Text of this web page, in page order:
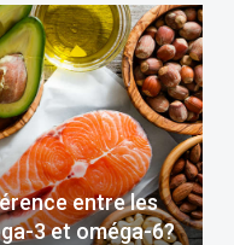
entre les
3 et oméga-6?